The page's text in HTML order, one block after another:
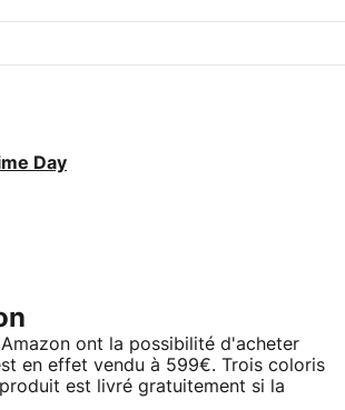
Day
ont la possibilité d'acheter
en effet vendu à 599€. Trois coloris
est livré gratuitement si la